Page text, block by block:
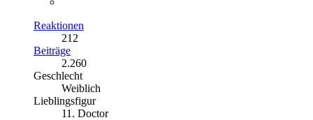
Reaktionen
212
Beiträge
2.260
Geschlecht
Weiblich
Lieblingsfigur
11. Doctor